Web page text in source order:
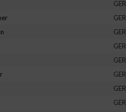
GER
GER
GER
GER
GER
GER
GER
GER
Inhalten